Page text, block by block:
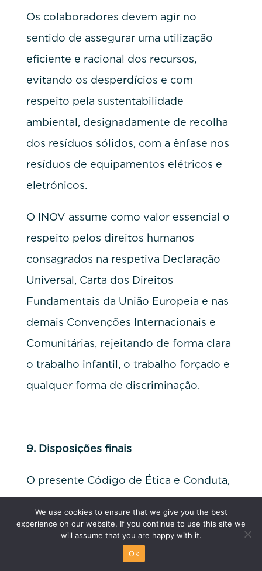
Os colaboradores devem agir no
sentido de assegurar uma utilização
eficiente e racional dos recursos,
evitando os desperdícios e com
respeito pela sustentabilidade
ambiental, designadamente de recolha
dos resíduos sólidos, com a ênfase nos
resíduos de equipamentos elétricos e
eletrónicos.
O INOV assume como valor essencial o
respeito pelos direitos humanos
consagrados na respetiva Declaração
Universal, Carta dos Direitos
Fundamentais da União Europeia e nas
demais Convenções Internacionais e
Comunitárias, rejeitando de forma clara
o trabalho infantil, o trabalho forçado e
qualquer forma de discriminação.
9. Disposições finais
O presente Código de Ética e Conduta,
que passa a integrar o contrato
individual de cada um dos
colaboradores admitidos ao serviço do
INOV, será comunicado aos atuais
We use cookies to ensure that we give you the best
experience on our website. If you continue to use this site we
will assume that you are happy with it.
Ok